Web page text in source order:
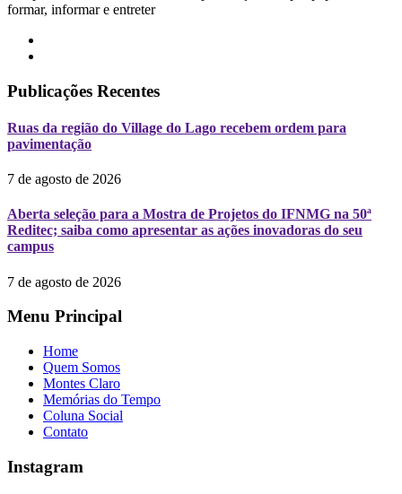
formar, informar e entreter
Publicações Recentes
Ruas da região do Village do Lago recebem ordem para
pavimentação
7 de agosto de 2026
Aberta seleção para a Mostra de Projetos do IFNMG na 50ª
Reditec; saiba como apresentar as ações inovadoras do seu
campus
7 de agosto de 2026
Menu Principal
Home
Quem Somos
Montes Claro
Memórias do Tempo
Coluna Social
Contato
Instagram